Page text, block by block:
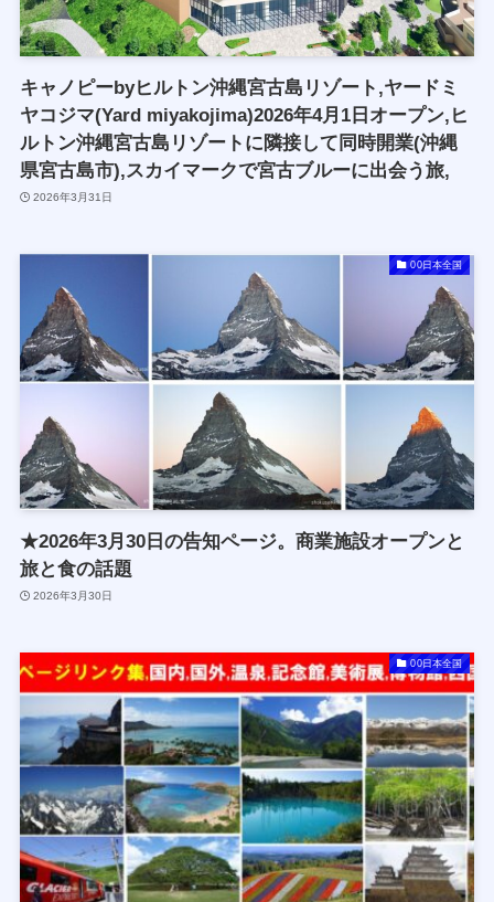
キャノピーbyヒルトン沖縄宮古島リゾート,ヤードミ
ヤコジマ(Yard miyakojima)2026年4月1日オープン,ヒ
ルトン沖縄宮古島リゾートに隣接して同時開業(沖縄
県宮古島市),スカイマークで宮古ブルーに出会う旅,
2026年3月31日
00日本全国
★2026年3月30日の告知ページ。商業施設オープンと
旅と食の話題
2026年3月30日
00日本全国